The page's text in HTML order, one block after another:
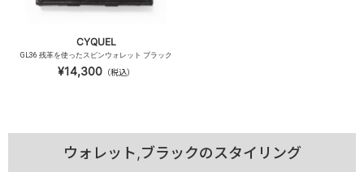
CYQUEL
GL36 残革を使ったスピンウォレット ブラック
¥14,300（税込）
ウォレット,ブラックのスタイリング